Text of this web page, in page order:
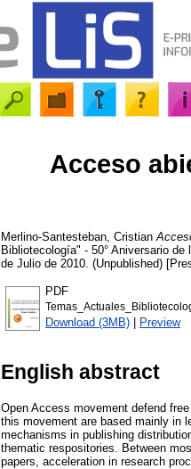
Acceso
Merlino-Santesteban, Cristian
Bibliotecología" - 50° Aniversario
de Julio de 2010. (Unpublished)
PDF
Download (3MB) | Preview
English abstract
Open Access movement defend
this movement are based mainly in
mechanisms in publishing
thematic respositories. Between
papers, acceleration in research